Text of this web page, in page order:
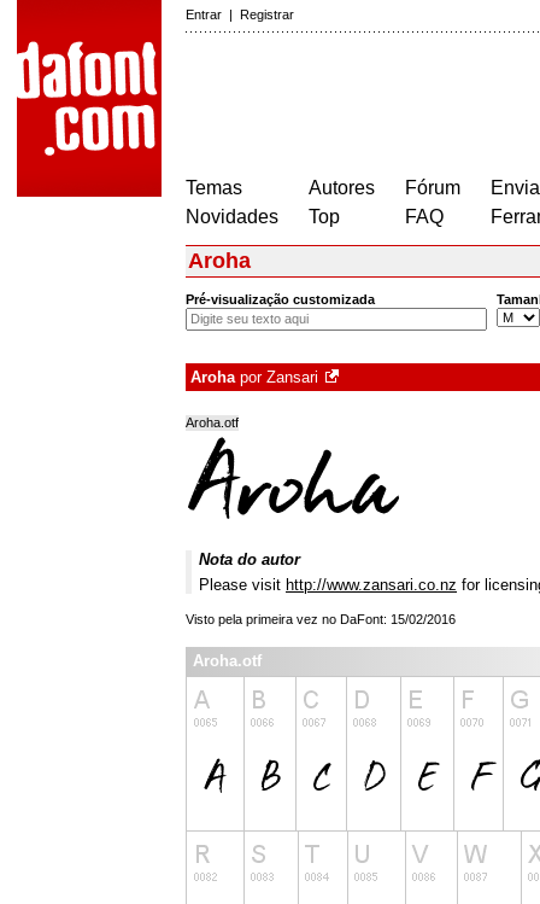
Entrar | Registrar
Temas
Novidades
Autores
Top
Fórum
FAQ
Aroha
Pré-visualização customizada
Arohapor Zansari
Aroha.otf
Nota do autor
Please visit http://www.zansari.co.nz for
Visto pela primeira vez no DaFont: 15/02/2016
Aroha.otf